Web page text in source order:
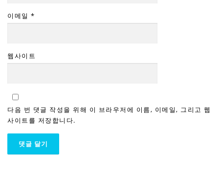
이메일 *
웹사이트
다음 번 댓글 작성을 위해 이 브라우저에 이름, 이메일, 그리고 웹
사이트를 저장합니다.